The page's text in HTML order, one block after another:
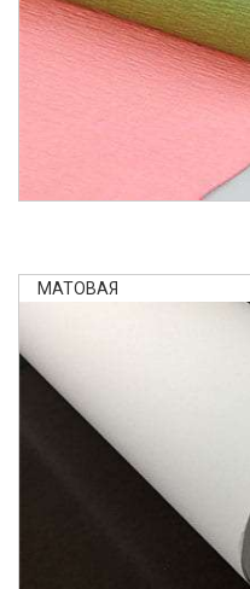
МАТОВАЯ